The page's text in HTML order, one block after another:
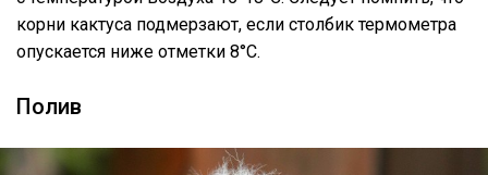
корни кактуса подмерзают, если столбик термометра
опускается ниже отметки 8°C.
Полив